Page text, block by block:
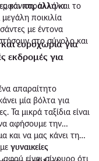
και παράλληλα
ποικιλία
με έντονα
στο σύνολο και
αλλά και το
ευρυχωρία για
εκδρομές για
απαραίτητο
μία βόλτα για
Τα μικρά ταξίδια είναι
αφήσουμε την…
και να μας κάνει τη
γυναικείες
αφού είναι σίγουρο ότι